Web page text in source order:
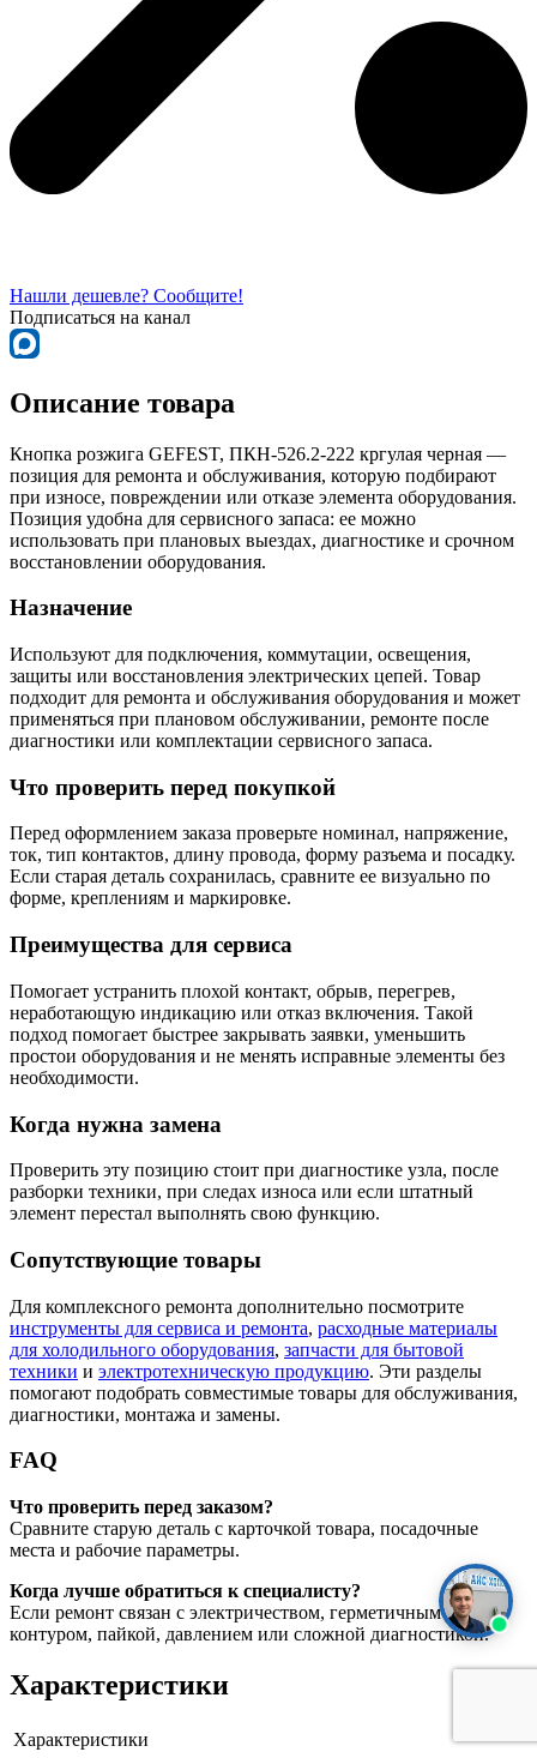
Нашли дешевле? Сообщите!
Подписаться на канал
Описание товара
Кнопка розжига GEFEST, ПКН-526.2-222 кргулая черная —
позиция для ремонта и обслуживания, которую подбирают
при износе, повреждении или отказе элемента оборудования.
Позиция удобна для сервисного запаса: ее можно
использовать при плановых выездах, диагностике и срочном
восстановлении оборудования.
Назначение
Используют для подключения, коммутации, освещения,
защиты или восстановления электрических цепей. Товар
подходит для ремонта и обслуживания оборудования и может
применяться при плановом обслуживании, ремонте после
диагностики или комплектации сервисного запаса.
Что проверить перед покупкой
Перед оформлением заказа проверьте номинал, напряжение,
ток, тип контактов, длину провода, форму разъема и посадку.
Если старая деталь сохранилась, сравните ее визуально по
форме, креплениям и маркировке.
Преимущества для сервиса
Помогает устранить плохой контакт, обрыв, перегрев,
неработающую индикацию или отказ включения. Такой
подход помогает быстрее закрывать заявки, уменьшить
простои оборудования и не менять исправные элементы без
необходимости.
Когда нужна замена
Проверить эту позицию стоит при диагностике узла, после
разборки техники, при следах износа или если штатный
элемент перестал выполнять свою функцию.
Сопутствующие товары
Для комплексного ремонта дополнительно посмотрите
инструменты для сервиса и ремонта, расходные материалы
для холодильного оборудования, запчасти для бытовой
техники и электротехническую продукцию. Эти разделы
помогают подобрать совместимые товары для обслуживания,
диагностики, монтажа и замены.
FAQ
Что проверить перед заказом?
Сравните старую деталь с карточкой товара, посадочные
места и рабочие параметры.
Когда лучше обратиться к специалисту?
Если ремонт связан с электричеством, герметичным
контуром, пайкой, давлением или сложной диагностикой.
Характеристики
Характеристики